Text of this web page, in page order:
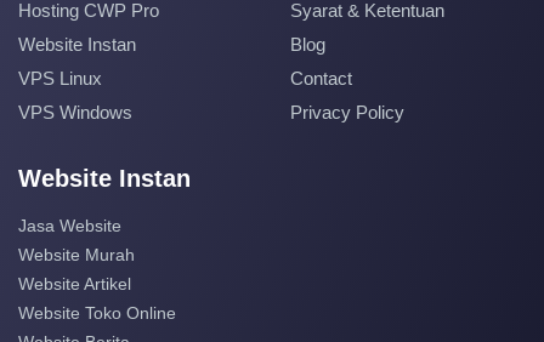
Hosting CWP Pro
Website Instan
VPS Linux
VPS Windows
Syarat & Ketentuan
Blog
Contact
Privacy Policy
Website Instan
Jasa Website
Website Murah
Website Artikel
Website Toko Online